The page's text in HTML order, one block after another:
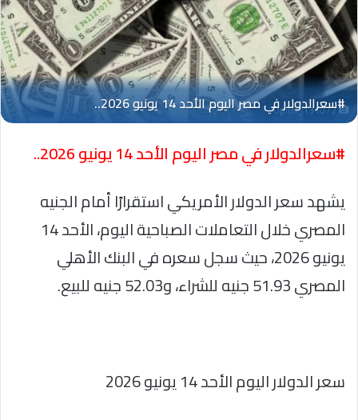
Oplus_131072
#سعرالدولار في مصر اليوم الأحد 14 يونيو 2026..
يشهد سعر الدولار الأمريكي استقرارًا أمام الجنيه
المصري خلال التعاملات الصباحية اليوم، الأحد 14
يونيو 2026، حيث سجل سعره في البنك الأهلي
المصري 51.93 جنيه للشراء، و52.03 جنيه للبيع.
سعر الدولار اليوم الأحد 14 يونيو 2026